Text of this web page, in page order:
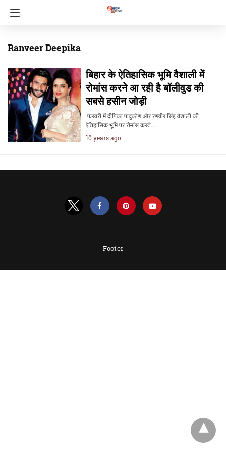
Ranveer Deepika
बिहार के ऐतिहासिक भूमि वैशाली में
रोमांस करने आ रही है बॉलीवुड की
सबसे हसीन जोड़ी
​ फरवरी में दीपिका पादुकोण और रणवीर सिंह वैशाली की
ऐतिहासिक भूमि पर रोमांस करते…
10 years ago
Footer